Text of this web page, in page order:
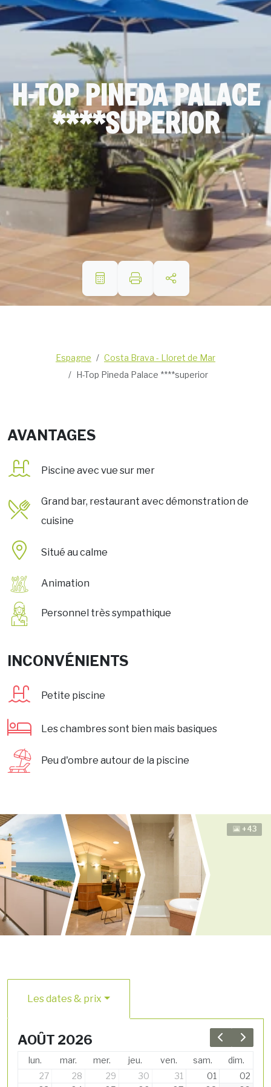
H-TOP PINEDA PALACE
****SUPERIOR
Espagne
Costa Brava - Lloret de Mar
H-Top Pineda Palace ****superior
AVANTAGES
Piscine avec vue sur mer
Grand bar, restaurant avec démonstration de
cuisine
Situé au calme
Animation
Personnel très sympathique
INCONVÉNIENTS
Petite piscine
Les chambres sont bien mais basiques
Peu d'ombre autour de la piscine
+43
Les dates & prix
Previous
Next
AOÛT 2026
lun. mar. mer. jeu. ven. sam.
dim.
27
28 29 30 31 01
02